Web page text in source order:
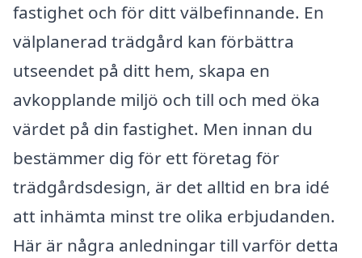
fastighet och för ditt välbefinnande. En
välplanerad trädgård kan förbättra
utseendet på ditt hem, skapa en
avkopplande miljö och till och med öka
värdet på din fastighet. Men innan du
bestämmer dig för ett företag för
trädgårdsdesign, är det alltid en bra idé
att inhämta minst tre olika erbjudanden.
Här är några anledningar till varför detta